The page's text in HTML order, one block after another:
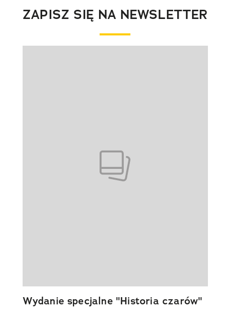
ZAPISZ SIĘ NA NEWSLETTER
Wydanie specjalne "Historia czarów"